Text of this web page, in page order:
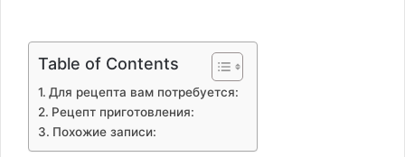
Table of Contents
Для рецепта вам потребуется:
Рецепт приготовления:
Похожие записи: